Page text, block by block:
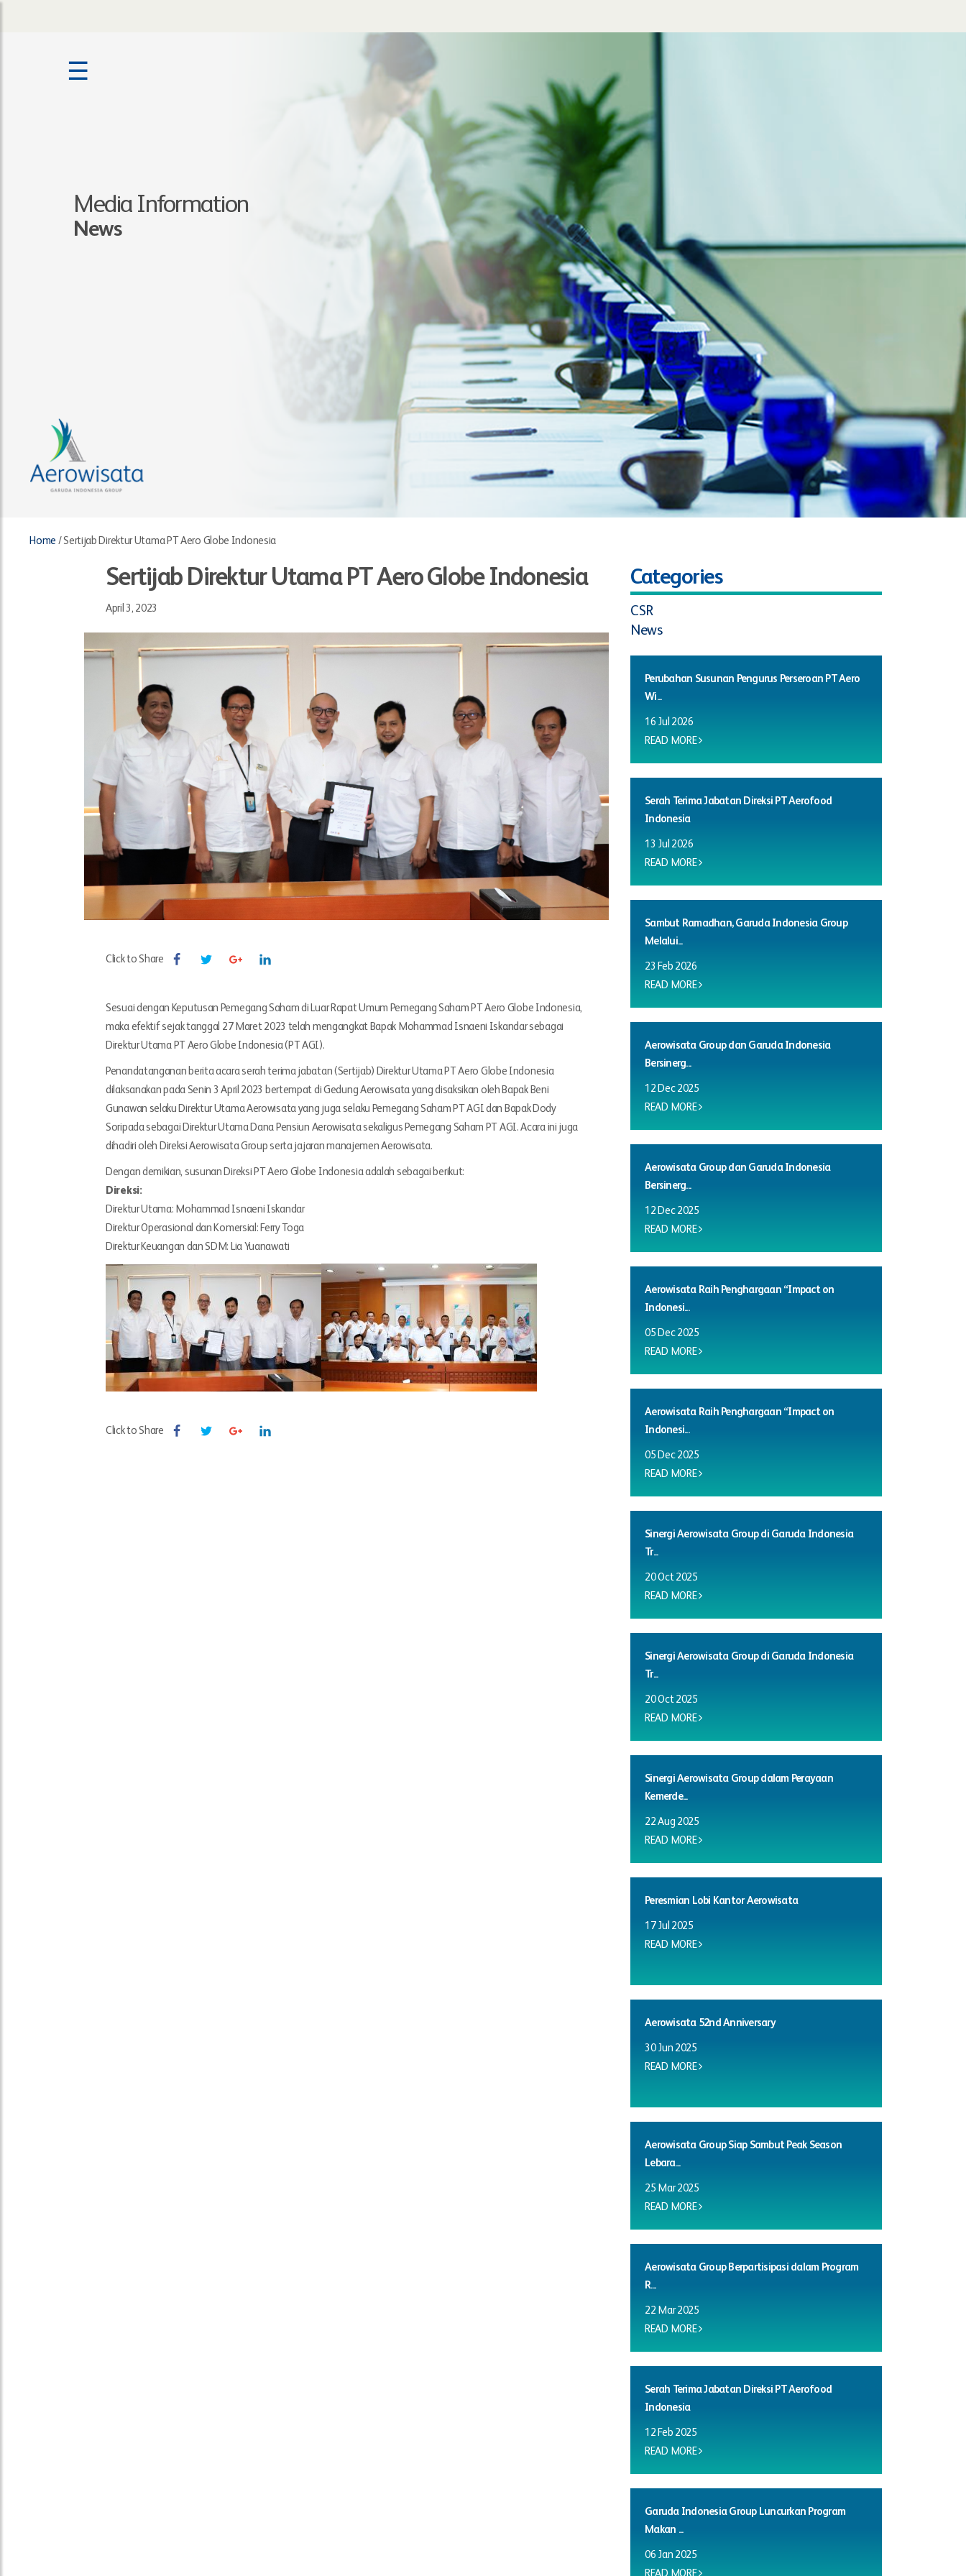
☰
Media Information
News
Home /Sertijab Direktur Utama PT Aero Globe Indonesia
Sertijab Direktur Utama PT Aero Globe Indonesia
April 3, 2023
Click to Share
Sesuai dengan Keputusan Pemegang Saham di Luar Rapat Umum Pemegang Saham PT Aero Globe Indonesia,
maka efektif sejak tanggal 27 Maret 2023 telah mengangkat Bapak Mohammad Isnaeni Iskandar sebagai
Direktur Utama PT Aero Globe Indonesia (PT AGI).
Penandatanganan berita acara serah terima jabatan (Sertijab) Direktur Utama PT Aero Globe Indonesia
dilaksanakan pada Senin 3 April 2023 bertempat di Gedung Aerowisata yang disaksikan oleh Bapak Beni
Gunawan selaku Direktur Utama Aerowisata yang juga selaku Pemegang Saham PT AGI dan Bapak Dody
Soripada sebagai Direktur Utama Dana Pensiun Aerowisata sekaligus Pemegang Saham PT AGI. Acara ini juga
dihadiri oleh Direksi Aerowisata Group serta jajaran manajemen Aerowisata.
Dengan demikian, susunan Direksi PT Aero Globe Indonesia adalah sebagai berikut:
Direksi:
Direktur Utama: Mohammad Isnaeni Iskandar
Direktur Operasional dan Komersial: Ferry Toga
Direktur Keuangan dan SDM: Lia Yuanawati
Click to Share
Categories
CSR
News
Perubahan Susunan Pengurus Perseroan PT Aero
Wi...
16 Jul 2026
READ MORE
Serah Terima Jabatan Direksi PT Aerofood
Indonesia
13 Jul 2026
READ MORE
Sambut Ramadhan, Garuda Indonesia Group
Melalui...
23 Feb 2026
READ MORE
Aerowisata Group dan Garuda Indonesia
Bersinerg...
12 Dec 2025
READ MORE
Aerowisata Group dan Garuda Indonesia
Bersinerg...
12 Dec 2025
READ MORE
Aerowisata Raih Penghargaan “Impact on
Indonesi...
05 Dec 2025
READ MORE
Aerowisata Raih Penghargaan “Impact on
Indonesi...
05 Dec 2025
READ MORE
Sinergi Aerowisata Group di Garuda Indonesia
Tr...
20 Oct 2025
READ MORE
Sinergi Aerowisata Group di Garuda Indonesia
Tr...
20 Oct 2025
READ MORE
Sinergi Aerowisata Group dalam Perayaan
Kemerde...
22 Aug 2025
READ MORE
Peresmian Lobi Kantor Aerowisata
17 Jul 2025
READ MORE
Aerowisata 52nd Anniversary
30 Jun 2025
READ MORE
Aerowisata Group Siap Sambut Peak Season
Lebara...
25 Mar 2025
READ MORE
Aerowisata Group Berpartisipasi dalam Program
R...
22 Mar 2025
READ MORE
Serah Terima Jabatan Direksi PT Aerofood
Indonesia
12 Feb 2025
READ MORE
Garuda Indonesia Group Luncurkan Program
Makan ...
06 Jan 2025
READ MORE